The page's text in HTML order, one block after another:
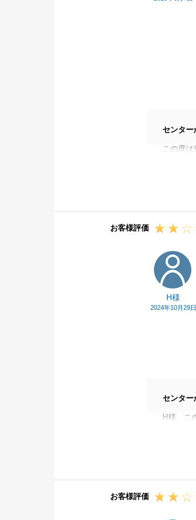
センター
この度
遠方に
また、今
心より
お客様評価
H様
2024年10月29日
センター
H様、こ
またお
この度
頂きまし
お客様評価